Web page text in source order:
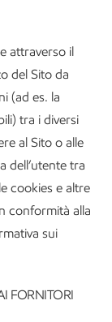
attraverso il
del Sito da
(ad es. la
tra i diversi
al Sito o alle
dell’utente tra
cookies e altre
conformità alla
sui
FORNITORI